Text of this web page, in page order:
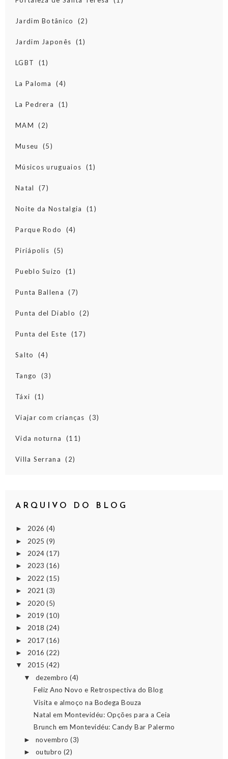
Jardim Botânico (2)
Jardim Japonês (1)
LGBT (1)
La Paloma (4)
La Pedrera (1)
MAM (2)
Museu (5)
Músicos uruguaios (1)
Natal (7)
Noite da Nostalgia (1)
Parque Rodo (4)
Piriápolis (5)
Pueblo Suizo (1)
Punta Ballena (7)
Punta del Diablo (2)
Punta del Este (17)
Salto (4)
Tango (3)
Táxi (1)
Viajar com crianças (3)
Vida noturna (11)
Villa Serrana (2)
ARQUIVO DO BLOG
► 2026 (4)
► 2025 (9)
► 2024 (17)
► 2023 (16)
► 2022 (15)
► 2021 (3)
► 2020 (5)
► 2019 (10)
► 2018 (24)
► 2017 (16)
► 2016 (22)
▼ 2015 (42)
▼ dezembro(4)
Feliz Ano Novo e Retrospectiva do Blog
Visita e almoço na Bodega Bouza
Natal em Montevidéu: Opções para a Ceia
Brunch em Montevidéu: Candy Bar Palermo
► novembro(3)
► outubro (2)